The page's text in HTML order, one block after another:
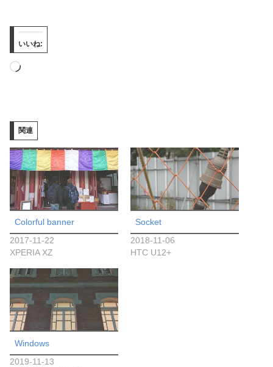
いいね:
読
み
中…
関連
Colorful banner
2017-11-22
XPERIA XZ
Socket
2018-11-06
HTC U12+
Windows
2019-11-13